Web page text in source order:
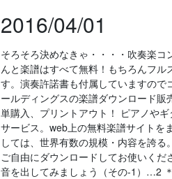
2016/04/01
そろそろ決めなきゃ・・・・吹奏楽
んと楽譜はすべて無料！もちろんフ
す。演奏許諾書も付属していますの
ールディングスの楽譜ダウンロード
単購入、プリントアウト！ ピアノや
サービス。web上の無料楽譜サイトを
しては、世界有数の規模・内容を誇
ご自由にダウンロードしてお使いくだ
音を出してみましょう（その-1）…2